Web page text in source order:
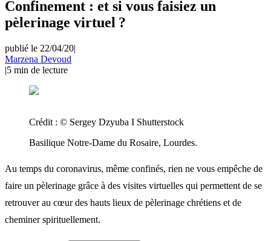
Confinement : et si vous faisiez un
pèlerinage virtuel ?
publié le 22/04/20|
Marzena Devoud
|5 min de lecture
Crédit : © Sergey Dzyuba I Shutterstock
Basilique Notre-Dame du Rosaire, Lourdes.
Au temps du coronavirus, même confinés, rien ne vous empêche de
faire un pèlerinage grâce à des visites virtuelles qui permettent de se
retrouver au cœur des hauts lieux de pèlerinage chrétiens et de
cheminer spirituellement.